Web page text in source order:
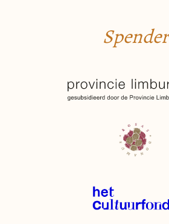
Spender